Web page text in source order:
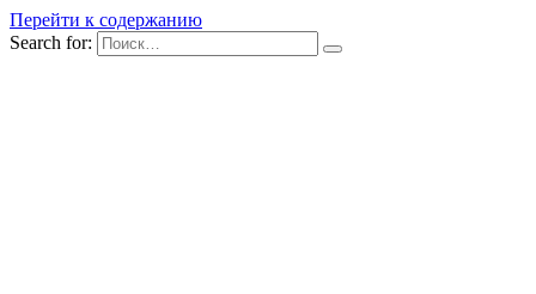
Перейти к содержанию
Search for: